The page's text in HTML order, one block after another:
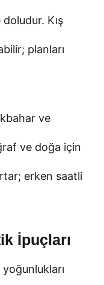
Kış
planları
ve
ve doğa için
erken saatli
İpuçları